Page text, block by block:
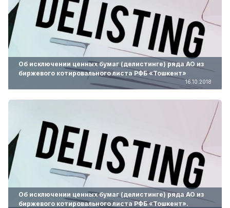
Об исключении ценных бумаг (делистинге) ряда АО из
биржевого котировального листа РФБ «Тошкент»
16.10.2018
Об исключении ценных бумаг (делистинге) ряда АО из
биржевого котировального листа РФБ «Тошкент».